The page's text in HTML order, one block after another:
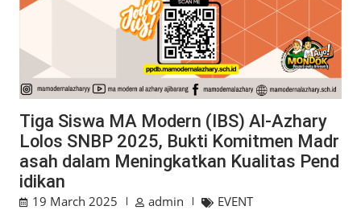
Tiga Siswa MA Modern (IBS) Al-Azhary
Lolos SNBP 2025, Bukti Komitmen Madr
asah dalam Meningkatkan Kualitas Pend
idikan
19 March 2025 admin
EVENT